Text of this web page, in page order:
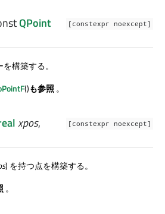
[constexpr noexcept]
QPoint
構築する。
()も参照 。
[constexpr noexcept]
xpos,
) を持つ点を構築する。
。